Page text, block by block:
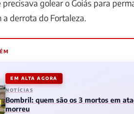
precisava golear o Goiás para
a derrota do Fortaleza.
EM ALTA AGORA
NOTÍCIAS
Bombril: quem são os 3 mortos em
morreu